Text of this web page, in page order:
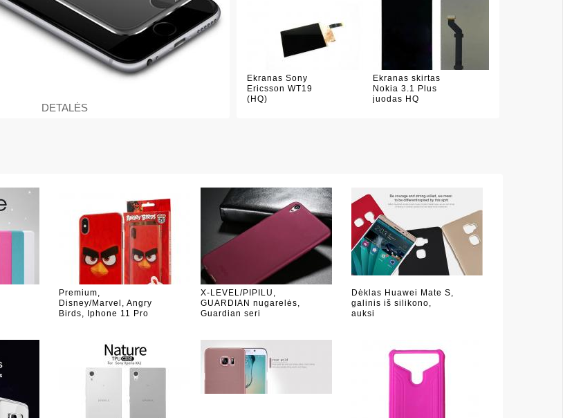
DETALĖS
Ekranas Sony
Ericsson WT19
(HQ)
Ekranas skirtas
Nokia 3.1 Plus
juodas HQ
Premium,
Disney/Marvel, Angry
Birds, Iphone 11 Pro
X-LEVEL/PIPILU,
GUARDIAN nugarelės,
Guardian seri
Dėklas Huawei Mate S,
galinis iš silikono,
auksi